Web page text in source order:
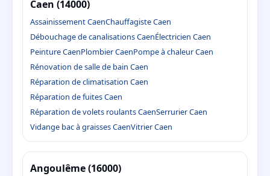
Caen (14000)
Assainissement CaenChauffagiste Caen
Débouchage de canalisations CaenÉlectricien Caen
Peinture CaenPlombier CaenPompe à chaleur Caen
Rénovation de salle de bain Caen
Réparation de climatisation Caen
Réparation de fuites Caen
Réparation de volets roulants CaenSerrurier Caen
Vidange bac à graisses CaenVitrier Caen
Angoulême (16000)